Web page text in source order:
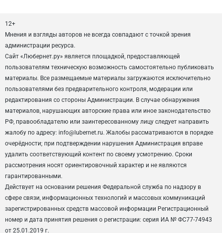
12+
Мнения и взгляды авторов не всегда совпадают с точкой зрения
администрации ресурса.
Сайт «Любернет.ру» является площадкой, предоставляющей
пользователям техническую возможность самостоятельно публиковать
материалы. Все размещаемые материалы загружаются исключительно
пользователями без предварительного контроля, модерации или
редактирования со стороны Администрации. В случае обнаружения
материалов, нарушающих авторские права или иное законодательство
РФ, правообладателю или заинтересованному лицу следует направить
жалобу по адресу: info@lubernet.ru. Жалобы рассматриваются в порядке
очерёдности; при подтверждении нарушения Администрация вправе
удалить соответствующий контент по своему усмотрению. Сроки
рассмотрения носят ориентировочный характер и не являются
гарантированными.
Действует на основании решения Федеральной служба по надзору в
сфере связи, информационных технологий и массовых коммуникаций
зарегистрированных средств массовой информации Регистрационный
номер и дата принятия решения о регистрации: серия ИА № ФС77-74943
от 25.01.2019 г.